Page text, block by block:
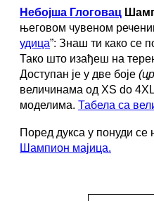
Небојша Глоговац
његовом чувеном
удица”: Знаш ти како се
Тако што изађеш на
Доступан је у две боје
величинама од XS do
моделима. Табела са
Поред дукса у понуди се
Шампион мајица.